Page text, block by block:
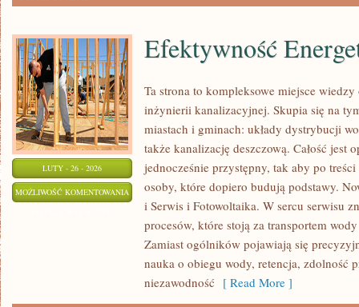
LUTY - 26 - 2026
MOŻLIWOŚĆ KOMENTOWANIA EFEKTYWNOŚĆ
ENERGETYCZNA
Efektywność
Ta strona to kompleksowe miejsce
inżynierii kanalizacyjnej. Skupia się na
miastach i gminach: układy dystrybucji
także kanalizację deszczową. Całość jest
jednocześnie przystępny, tak aby po
osoby, które dopiero budują podstawy.
i Serwis i Fotowoltaika. W sercu serwisu
procesów, które stoją za transportem
Zamiast ogólników pojawiają się
nauka o obiegu wody, retencja, zdolność
niezawodność [ Read More ]